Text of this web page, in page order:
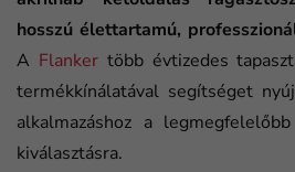
hosszú élettartamú,
A Flankertöbb évtizedes
termékkínálatával segítséget
alkalmazáshoz a
kiválasztásra.